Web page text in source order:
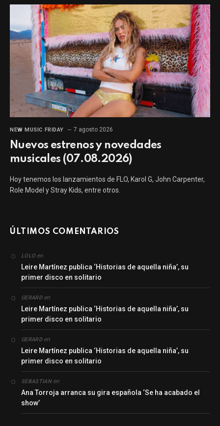
NEW MUSIC FRIDAY 7 agosto 2026
Nuevos estrenos y novedades
musicales (07.08.2026)
Hoy tenemos los lanzamientos de FLO, Karol G, John Carpenter,
Role Model y Stray Kids, entre otros.
ÚLTIMOS COMENTARIOS
LOLO en
Leire Martínez publica ‘Historias de aquella niña’, su
primer disco en solitario
GERARDen
Leire Martínez publica ‘Historias de aquella niña’, su
primer disco en solitario
GERARDen
Leire Martínez publica ‘Historias de aquella niña’, su
primer disco en solitario
SEBASTIANen
Ana Torroja arranca su gira española ‘Se ha acabado el
show’